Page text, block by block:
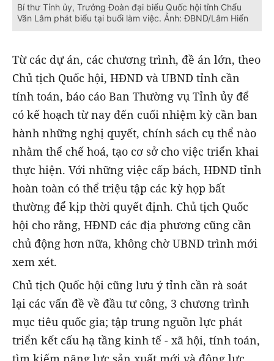
Bí thư Tỉnh ủy, Trưởng Đoàn đại biểu Quốc hội tỉnh Chẩu
Văn Lâm phát biểu tại buổi làm việc. Ảnh: ĐBND/Lâm Hiển
Từ các dự án, các chương trình, đề án lớn, theo
Chủ tịch Quốc hội, HĐND và UBND tỉnh cần
tính toán, báo cáo Ban Thường vụ Tỉnh ủy để
có kế hoạch từ nay đến cuối nhiệm kỳ cần ban
hành những nghị quyết, chính sách cụ thể nào
nhằm thể chế hoá, tạo cơ sở cho việc triển khai
thực hiện. Với những việc cấp bách, HĐND tỉnh
hoàn toàn có thể triệu tập các kỳ họp bất
thường để kịp thời quyết định. Chủ tịch Quốc
hội cho rằng, HĐND các địa phương cũng cần
chủ động hơn nữa, không chờ UBND trình mới
xem xét.
Chủ tịch Quốc hội cũng lưu ý tỉnh cần rà soát
lại các vấn đề về đầu tư công, 3 chương trình
mục tiêu quốc gia; tập trung nguồn lực phát
triển kết cấu hạ tầng kinh tế - xã hội, tính toán,